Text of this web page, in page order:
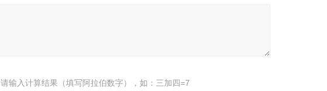
请输入计算结果（填写阿拉伯数字），如：三加四=7